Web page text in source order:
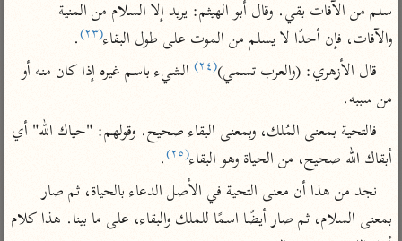
اشترك لتصلك أخبار مشاريعنا
راسلنا • تليجرام • تويتر
تعليمات
عن الباحث القرآني
والآفات، فإن أحدًا لا يسلم من الموت على طول البقاء(٢٣)
.
قال الأزهري: (والعرب تسمي)(٢٤)
الشيء باسم غيره إذا كان منه أو
من سببه.
أبقاك الله صحيح، من الحياة وهو البقاء(٢٥)
.
نجد من هذا أن معنى التحية في الأصل الدعاء بالحياة، ثم صار